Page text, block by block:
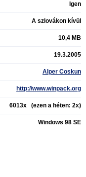
Igen
A szlovákon kívül
10,4 MB
19.3.2005
Alper Coskun
http://www.winpack.org
6013x (ezen a héten: 2x)
Windows 98 SE